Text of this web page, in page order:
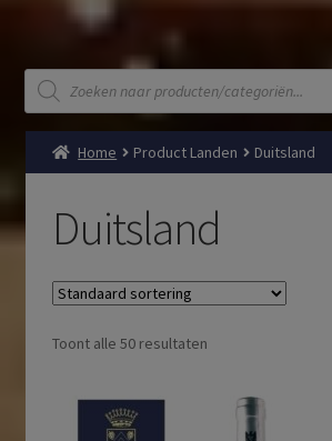
Producten
zoeken
Home Product Landen Duitsland
Duitsland
Toont alle 50 resultaten